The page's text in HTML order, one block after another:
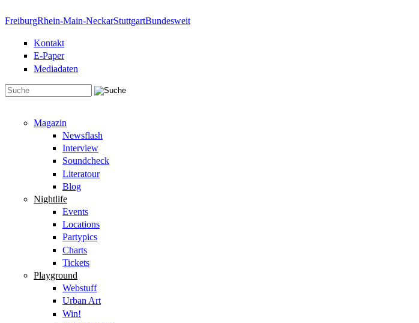
FreiburgRhein-Main-NeckarStuttgartBundesweit
Kontakt
E-Paper
Mediadaten
Magazin
Newsflash
Interview
Soundcheck
Literatour
Blog
Nightlife
Events
Locations
Partypics
Charts
Tickets
Playground
Webstuff
Urban Art
Win!